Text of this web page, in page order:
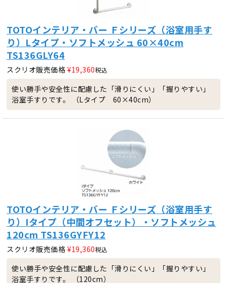
TOTOインテリア・バー Ｆシリーズ（浴室用手す
り）Lタイプ・ソフトメッシュ 60×40cm
TS136GLY64
スクリオ販売価格 ¥19,360税込
使い勝手や安全性に配慮した「滑りにくい」「握りやすい」
浴室手すりです。 （Lタイプ 60×40cm）
TOTOインテリア・バー Ｆシリーズ（浴室用手す
り）Iタイプ（中間オフセット）・ソフトメッシュ
120cm TS136GYFY12
スクリオ販売価格 ¥19,360税込
使い勝手や安全性に配慮した「滑りにくい」「握りやすい」
浴室手すりです。 （120cm）